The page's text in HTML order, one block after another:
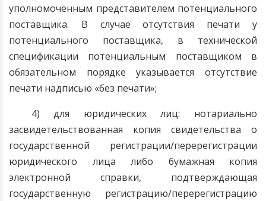
уполномоченным представителем потенциального
поставщика.
В случае отсутствия печати у
потенциального поставщика, в технической
спецификации потенциальным поставщиком в
обязательном порядке указывается отсутствие
печати надписью «без печати»;
4) для юридических лиц: нотариально
засвидетельствованная копия свидетельства о
государственной регистрации/перерегистрации
юридического лица либо бумажная копия
электронной справки, подтверждающая
государственную регистрацию/перерегистрацию